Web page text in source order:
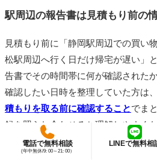
駅周辺の報告書は見積もり前の
見積もり前に「静岡駅周辺での買い
松駅周辺へ行く日だけ帰宅が遅い」
告書でその時間帯に何が確認された
確認したい日時を整理していた方は、
積もりを取る前に確認することでま
録を照らし合わせると理解しやすくな
報告書を見るときは、見積もり前に
電話で無料相談
(年中無休/9: 00～21: 00）
LINEで無料相